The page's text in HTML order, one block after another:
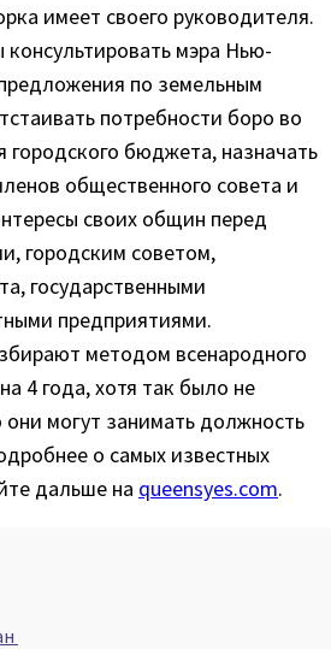
имеет своего руководителя.
мэра Нью-
по земельным
потребности боро во
городского бюджета, назначать
общественного совета и
своих общин перед
городским советом,
государственными
предприятиями.
методом всенародного
4 года, хотя так было не
могут занимать должность
о самых известных
дальше на queensyes.com.